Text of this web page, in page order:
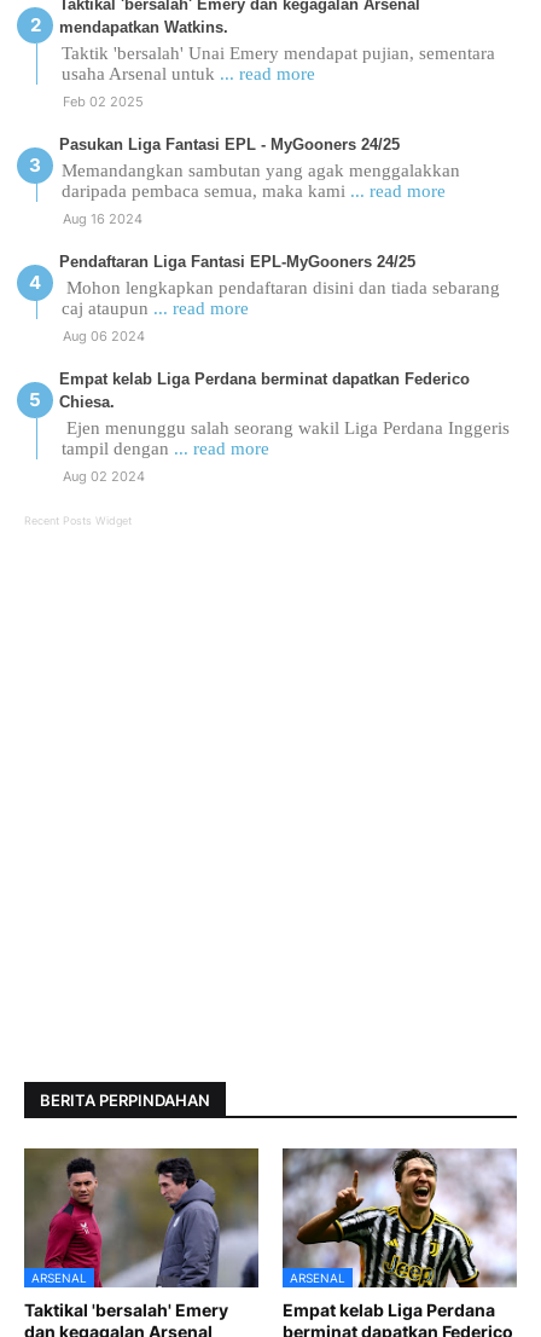
Taktikal 'bersalah' Emery dan kegagalan Arsenal
mendapatkan Watkins.
Taktik 'bersalah' Unai Emery mendapat pujian, sementara
usaha Arsenal untuk ... read more
Feb 02 2025
Pasukan Liga Fantasi EPL - MyGooners 24/25
Memandangkan sambutan yang agak menggalakkan
daripada pembaca semua, maka kami ... read more
Aug 16 2024
Pendaftaran Liga Fantasi EPL-MyGooners 24/25
Mohon lengkapkan pendaftaran disini dan tiada sebarang
caj ataupun ... read more
Aug 06 2024
Empat kelab Liga Perdana berminat dapatkan Federico
Chiesa.
Ejen menunggu salah seorang wakil Liga Perdana Inggeris
tampil dengan ... read more
Aug 02 2024
Recent Posts Widget
BERITA PERPINDAHAN
ARSENAL
Taktikal 'bersalah' Emery
dan kegagalan Arsenal
ARSENAL
Empat kelab Liga Perdana
berminat dapatkan Federico